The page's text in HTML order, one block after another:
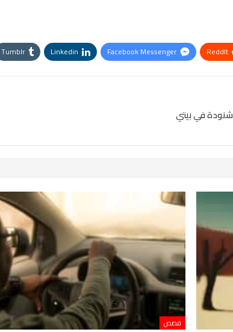
ReddIt
Facebook Messenger
Linkedin
Tumblr
في بيتي
قصص